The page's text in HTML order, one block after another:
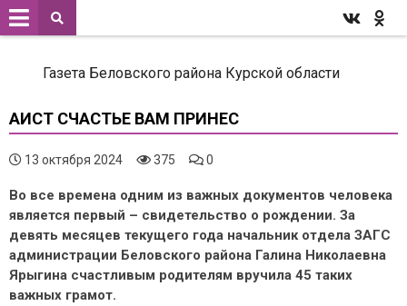
Газета Беловского района Курской области
АИСТ СЧАСТЬЕ ВАМ ПРИНЕС
13 октября 2024 375 0
Во все времена одним из важных документов человека
является первый – свидетельство о рождении. За
девять месяцев текущего года начальник отдела ЗАГС
администрации Беловского района Галина Николаевна
Ярыгина счастливым родителям вручила 45 таких
важных грамот.